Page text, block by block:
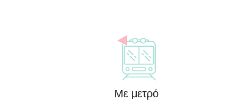
Με μετρό